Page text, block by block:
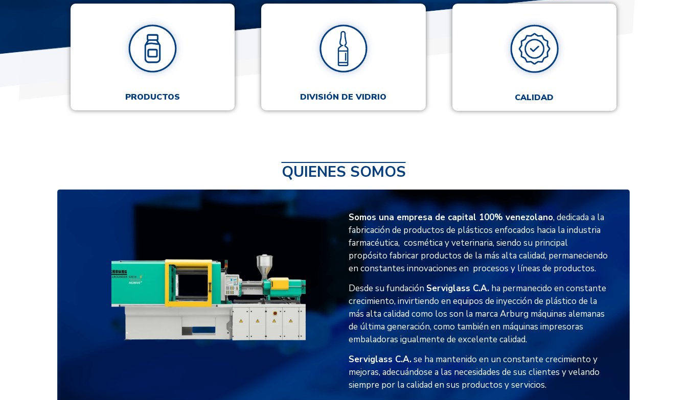
PRODUCTOS DIVISIÓN DE VIDRIO CALIDAD
QUIENES SOMOS
Somos una empresa de capital 100% venezolano, dedicada a la
fabricación de productos de plásticos enfocados hacia la industria
farmacéutica, cosmética y veterinaria, siendo su principal
propósito fabricar productos de la más alta calidad, permaneciendo
en constantes innovaciones en procesos y líneas de productos.
Desde su fundaciónServiglass C.A. ha permanecido en constante
crecimiento, invirtiendo en equipos de inyección de plástico de la
más alta calidad como los son la marca Arburg máquinas alemanas
de última generación, como también en máquinas impresoras
embaladoras igualmente de excelente calidad.
Serviglass C.A.se ha mantenido en un constante crecimiento y
mejoras, adecuándose a las necesidades de sus clientes y velando
siempre por la calidad en sus productos y servicios.